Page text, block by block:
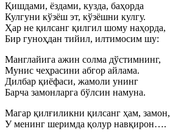
Қишдами, ёздами, кузда, баҳорда
Кулгуни кўзёш эт, кўзёшни кулгу.
Ҳар не қилсанг қилгил шому наҳорда,
Бир гуноҳдан тийил, илтимосим шу:
Манглайига ажин солма дўстимнинг,
Мунис чеҳрасини абгор айлама.
Дилбар қиёфаси, жамоли унинг
Барча замонларга бўлсин намуна.
Магар қилғиликни қилсанг ҳам, замон,
У менинг шеримда қолур навқирон….